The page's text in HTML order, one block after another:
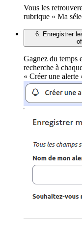
Vous les
rubrique « Ma
6. Enregistrer
Gagnez du temps
recherche à
« Créer une alerte